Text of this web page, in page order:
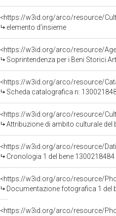
<https://w3id.org/arco/resource/
elemento d'insieme
<https://w3id.org/arco/resource/
Soprintendenza per i Beni Storici
<https://w3id.org/arco/resource/
Scheda catalografica n:
<https://w3id.org/arco/resource/
Attribuzione di ambito culturale del
<https://w3id.org/arco/resource/
Cronologia 1 del bene 1300218484
<https://w3id.org/arco/resource/
Documentazione fotografica 1 del
<https://w3id.org/arco/resource/